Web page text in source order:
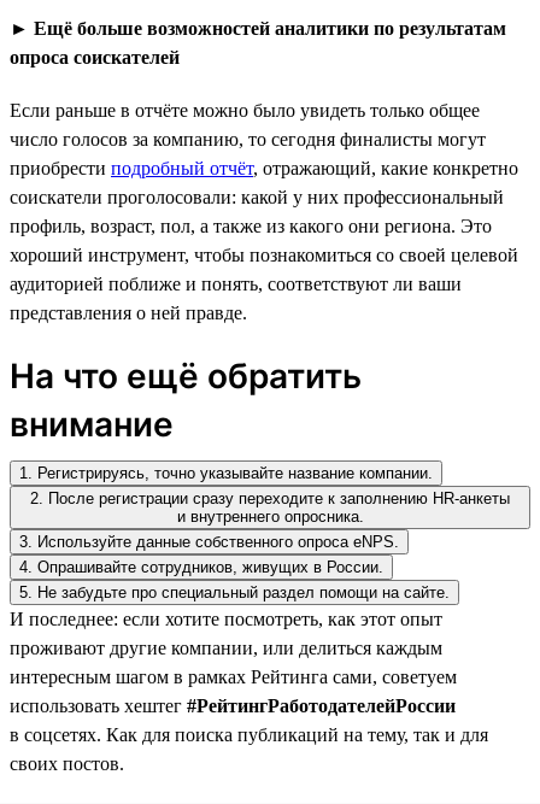
► Ещё больше возможностей аналитики по результатам
опроса соискателей
Если раньше в отчёте можно было увидеть только общее
число голосов за компанию, то сегодня финалисты могут
приобрести подробный отчёт, отражающий, какие конкретно
соискатели проголосовали: какой у них профессиональный
профиль, возраст, пол, а также из какого они региона. Это
хороший инструмент, чтобы познакомиться со своей целевой
аудиторией поближе и понять, соответствуют ли ваши
представления о ней правде.
На что ещё обратить
внимание
1. Регистрируясь, точно указывайте название компании.
2. После регистрации сразу переходите к заполнению HR-анкеты
и внутреннего опросника.
3. Используйте данные собственного опроса eNPS.
4. Опрашивайте сотрудников, живущих в России.
5. Не забудьте про специальный раздел помощи на сайте.
И последнее: если хотите посмотреть, как этот опыт
проживают другие компании, или делиться каждым
интересным шагом в рамках Рейтинга сами, советуем
использовать хештег #РейтингРаботодателейРоссии
в соцсетях. Как для поиска публикаций на тему, так и для
своих постов.